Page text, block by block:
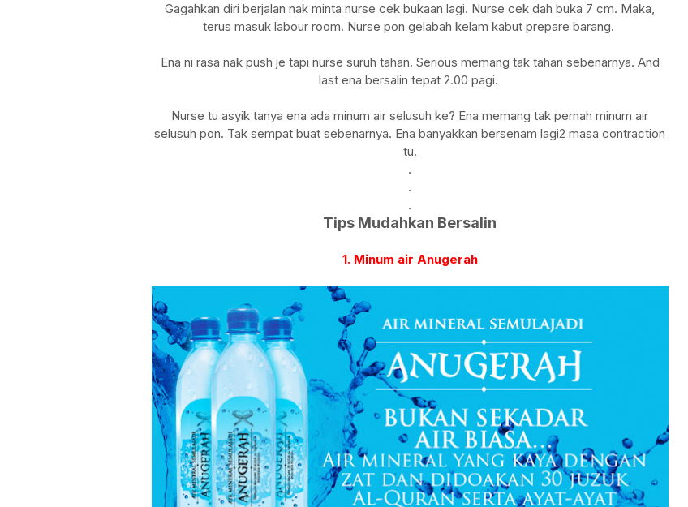
Gagahkan diri berjalan nak minta nurse cek bukaan lagi. Nurse cek dah buka 7 cm. Maka,
terus masuk labour room. Nurse pon gelabah kelam kabut prepare barang.
Ena ni rasa nak push je tapi nurse suruh tahan. Serious memang tak tahan sebenarnya. And
last ena bersalin tepat 2.00 pagi.
Nurse tu asyik tanya ena ada minum air selusuh ke? Ena memang tak pernah minum air
selusuh pon. Tak sempat buat sebenarnya. Ena banyakkan bersenam lagi2 masa contraction
tu.
.
.
.
Tips Mudahkan Bersalin
1. Minum air Anugerah